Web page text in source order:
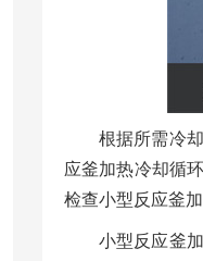
根据所需冷
应釜加热冷却循
检查小型反应釜
小型反应釜